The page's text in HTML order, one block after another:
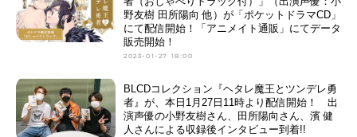
野友樹 田所陽向 他）が「ポケットドラマCD」
にて配信開始！「アニメイト通販」にてデータ
販売開始！
2023-01-27 18:00
BLCDコレクション『ヘタレ魔王とツンデレ勇
者』が、本日1月27日11時より配信開始！ 出
演声優の小野友樹さん、田所陽向さん、濱 健
人さんによる収録後インタビュー到着!!